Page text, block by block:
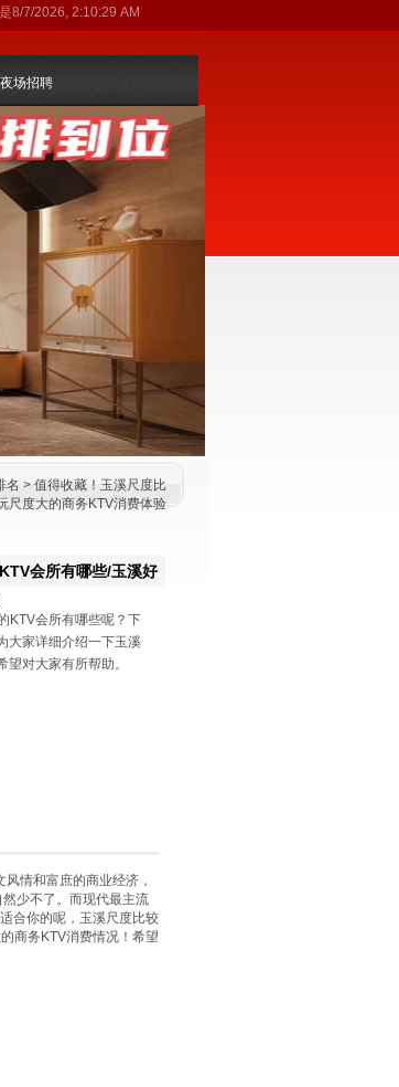
8/7/2026, 2:10:30 AM
场招聘
名 > 值得收藏！玉溪尺度比
尺度大的商务KTV消费体验
会所有哪些/玉溪好
KTV会所有哪些呢？下
大家详细介绍一下玉溪
对大家有所帮助。
情和富庶的商业经济，
少不了。而现代最主流
合你的呢，玉溪尺度比较
商务KTV消费情况！希望